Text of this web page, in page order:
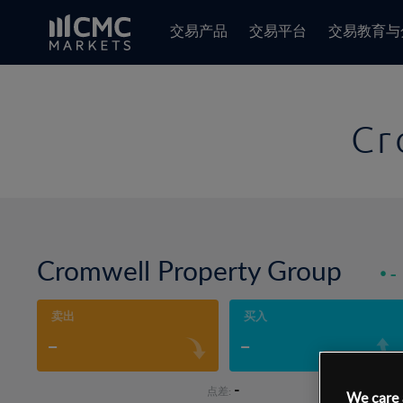
交易产品 交易平台 交易教育与
Cromwell Property Group -
卖出
-
买入
-
点差: - We